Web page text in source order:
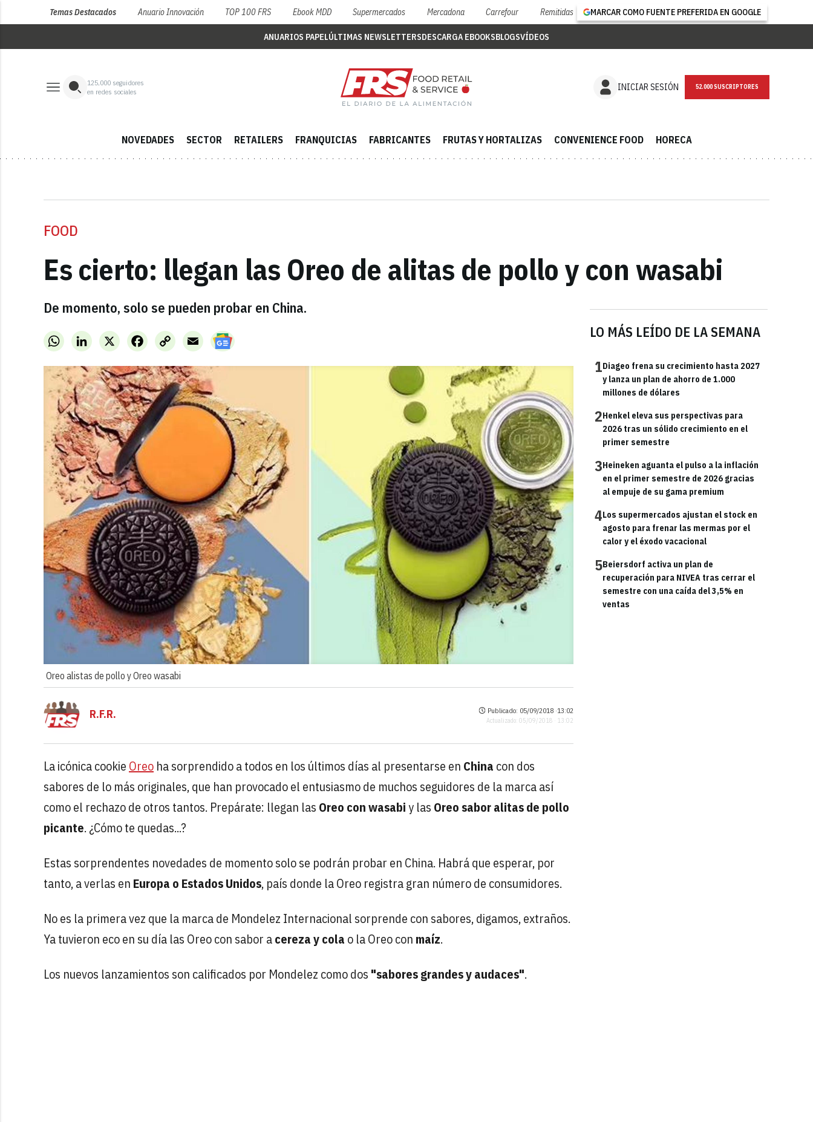
Temas Destacados Anuario Innovación TOP 100 FRS Ebook MDD Supermercados Mercadona Carrefour Remitidas MARCAR COMO FUENTE PREFERIDA EN GOOGLE
ANUARIOS PAPELÚLTIMAS NEWSLETTERSDESCARGA EBOOKSBLOGSVÍDEOS
125,000 seguidores
en redes sociales
INICIAR SESIÓN NEWSLETTER
NOVEDADES SECTOR RETAILERS FRANQUICIAS FABRICANTES FRUTAS Y HORTALIZAS CONVENIENCE FOOD HORECA
FOOD
Es cierto: llegan las Oreo de alitas de pollo y con wasabi
De momento, solo se pueden probar en China.
WhatsAppLinkedInX FacebookCopy
Link
Email
Oreo alistas de pollo y Oreo wasabi
LO MÁS LEÍDO DE LA SEMANA
1Diageo frena su crecimiento hasta 2027
y lanza un plan de ahorro de 1.000
millones de dólares
2Henkel eleva sus perspectivas para
2026 tras un sólido crecimiento en el
primer semestre
3Heineken aguanta el pulso a la inflación
en el primer semestre de 2026 gracias
al empuje de su gama premium
4Los supermercados ajustan el stock en
agosto para frenar las mermas por el
calor y el éxodo vacacional
5Beiersdorf activa un plan de
recuperación para NIVEA tras cerrar el
semestre con una caída del 3,5% en
ventas
R.F.R. Publicado: 05/09/2018 ·13:02
Actualizado: 05/09/2018 · 13:02
La icónica cookie Oreo ha sorprendido a todos en los últimos días al presentarse en China con dos
sabores de lo más originales, que han provocado el entusiasmo de muchos seguidores de la marca así
como el rechazo de otros tantos. Prepárate: llegan las Oreo con wasabiy las Oreo sabor alitas de pollo
picante. ¿Cómo te quedas...?
Estas sorprendentes novedades de momento solo se podrán probar en China. Habrá que esperar, por
tanto, a verlas en Europa o Estados Unidos, país donde la Oreo registra gran número de consumidores.
No es la primera vez que la marca de Mondelez Internacional sorprende con sabores, digamos, extraños.
Ya tuvieron eco en su día las Oreo con sabor acereza y cola o la Oreo con maíz.
Los nuevos lanzamientos son calificados por Mondelez como dos "sabores grandes y audaces".